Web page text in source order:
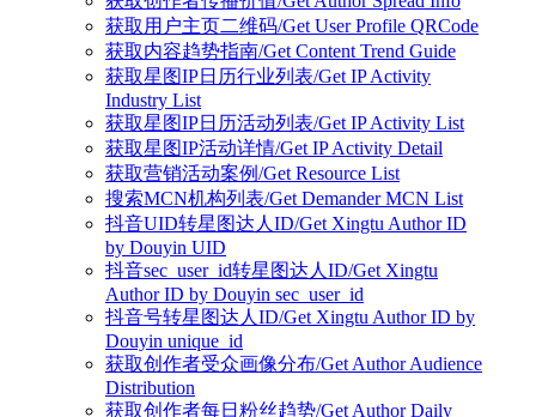
获取用户主页二维码/Get User Profile QRCode
获取内容趋势指南/Get Content Trend Guide
获取星图IP日历行业列表/Get IP Activity
Industry List
获取星图IP日历活动列表/Get IP Activity List
获取星图IP活动详情/Get IP Activity Detail
获取营销活动案例/Get Resource List
搜索MCN机构列表/Get Demander MCN List
抖音UID转星图达人ID/Get Xingtu Author ID
by Douyin UID
抖音sec_user_id转星图达人ID/Get Xingtu
Author ID by Douyin sec_user_id
抖音号转星图达人ID/Get Xingtu Author ID by
Douyin unique_id
获取创作者受众画像分布/Get Author Audience
Distribution
获取创作者每日粉丝趋势/Get Author Daily